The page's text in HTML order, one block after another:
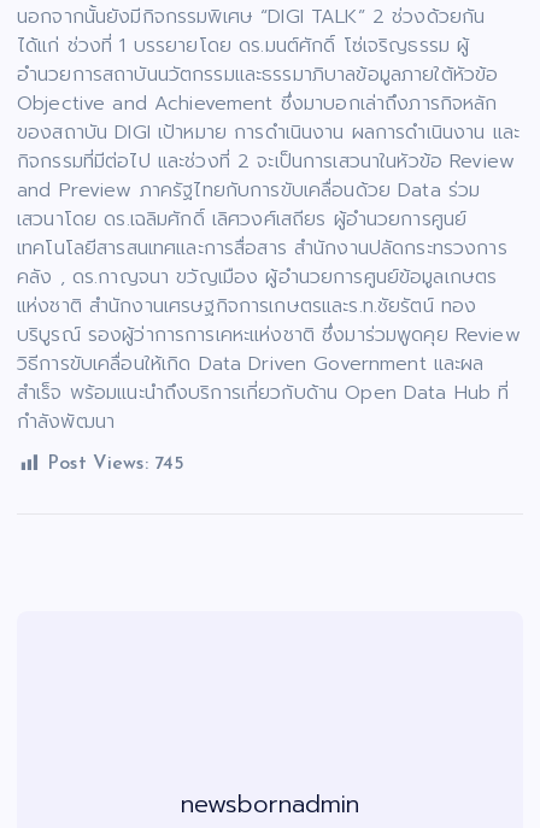
นอกจากนั้นยังมีกิจกรรมพิเศษ “DIGI TALK” 2 ช่วงด้วยกัน
ได้แก่ ช่วงที่ 1 บรรยายโดย ดร.มนต์ศักดิ์ โซ่เจริญธรรม ผู้
อำนวยการสถาบันนวัตกรรมและธรรมาภิบาลข้อมูลภายใต้หัวข้อ
Objective and Achievement ซึ่งมาบอกเล่าถึงภารกิจหลัก
ของสถาบัน DIGI เป้าหมาย การดำเนินงาน ผลการดำเนินงาน และ
กิจกรรมที่มีต่อไป และช่วงที่ 2 จะเป็นการเสวนาในหัวข้อ Review
and Preview ภาครัฐไทยกับการขับเคลื่อนด้วย Data ร่วม
เสวนาโดย ดร.เฉลิมศักดิ์ เลิศวงศ์เสถียร ผู้อำนวยการศูนย์
เทคโนโลยีสารสนเทศและการสื่อสาร สำนักงานปลัดกระทรวงการ
คลัง , ดร.กาญจนา ขวัญเมือง ผู้อำนวยการศูนย์ข้อมูลเกษตร
แห่งชาติ สำนักงานเศรษฐกิจการเกษตรและร.ท.ชัยรัตน์ ทอง
บริบูรณ์ รองผู้ว่าการการเคหะแห่งชาติ ซึ่งมาร่วมพูดคุย Review
วิธีการขับเคลื่อนให้เกิด Data Driven Government และผล
สำเร็จ พร้อมแนะนำถึงบริการเกี่ยวกับด้าน Open Data Hub ที่
กำลังพัฒนา
Post Views: 745
newsbornadmin